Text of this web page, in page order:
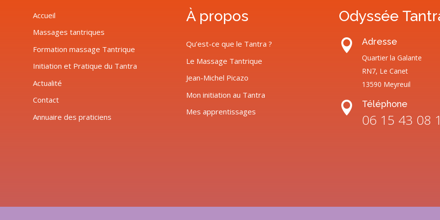
Accueil
Massages tantriques
Formation massage Tantrique
Initiation et Pratique du Tantra
Actualité
Contact
Annuaire des praticiens
À propos
Qu’est-ce que le Tantra ?
Le Massage Tantrique
Jean-Michel Picazo
Mon initiation au Tantra
Mes apprentissages
Odyssée
 Adresse
Quartier la Galante
RN7, Le Canet
13590 Meyreuil
 Téléphone
06 15 43 08